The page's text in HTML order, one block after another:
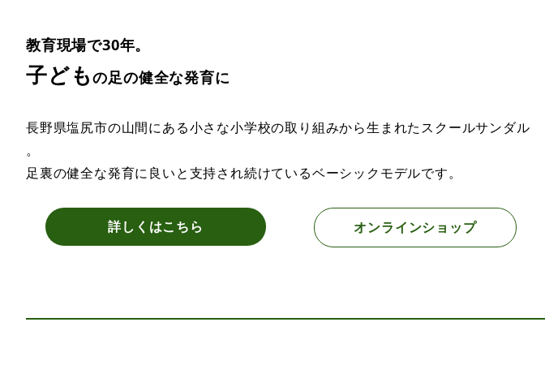
教育現場で30年。
子どもの足の健全な発育に
長野県塩尻市の山間にある小さな小学校の取り組みから生まれたスクールサンダル
。
足裏の健全な発育に良いと支持され続けているベーシックモデルです。
詳しくはこちら オンラインショップ